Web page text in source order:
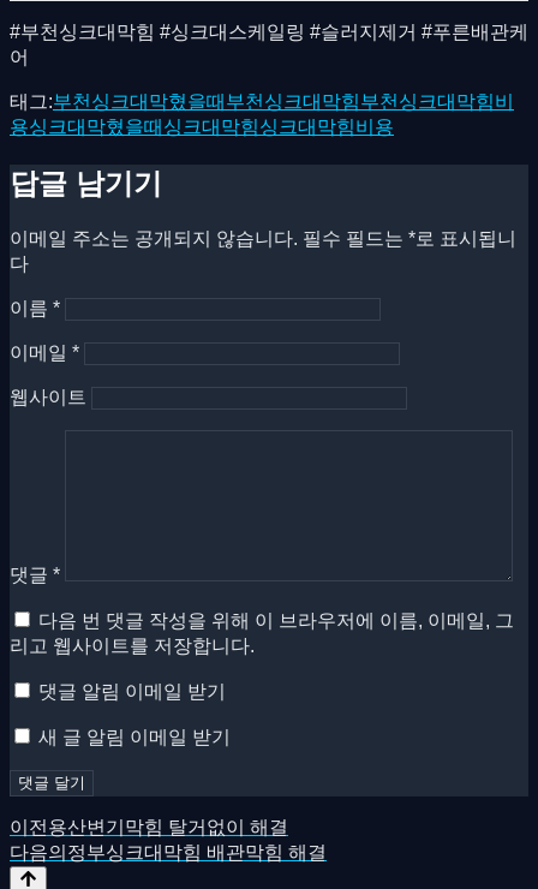
#부천싱크대막힘 #싱크대스케일링 #슬러지제거 #푸른배관케
어
태그:부천싱크대막혔을때 부천싱크대막힘부천싱크대막힘비
용싱크대막혔을때 싱크대막힘싱크대막힘비용
답글 남기기
이메일 주소는 공개되지 않습니다. 필수 필드는 *로 표시됩니
다
이름 *
이메일 *
웹사이트
댓글 *
다음 번 댓글 작성을 위해 이 브라우저에 이름, 이메일, 그
리고 웹사이트를 저장합니다.
댓글 알림 이메일 받기
새 글 알림 이메일 받기
이전 용산변기막힘 탈거없이 해결
다음의정부싱크대막힘 배관막힘 해결